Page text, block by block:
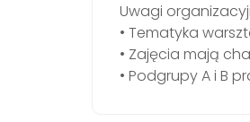
Uwagi
• Tematyka
• Zajęcia mają
• Podgrupy A i B